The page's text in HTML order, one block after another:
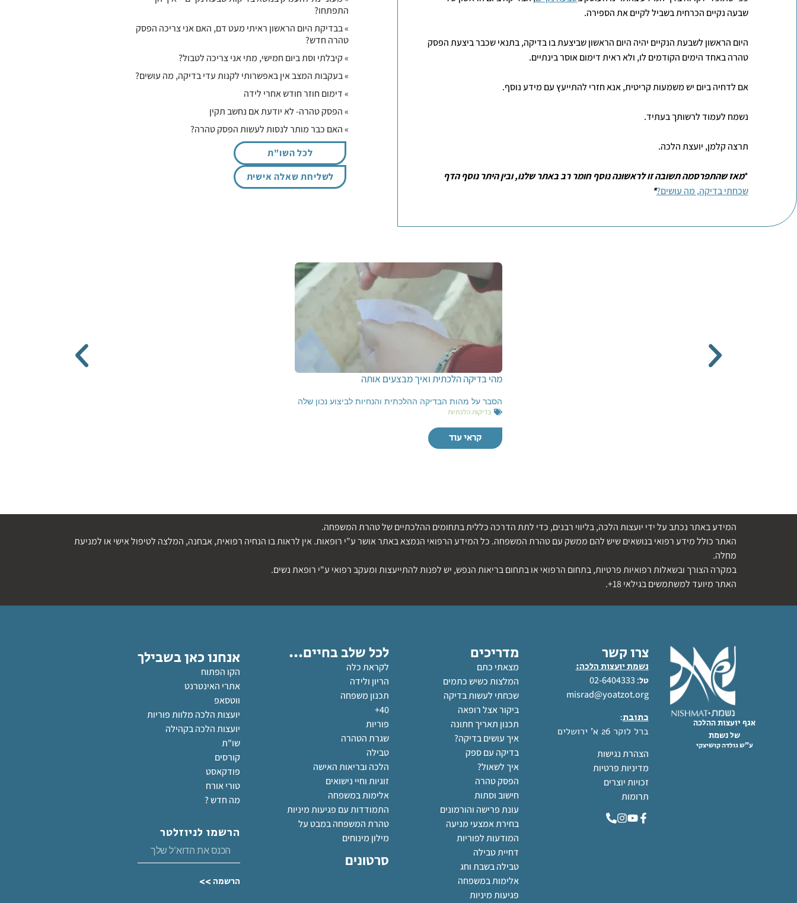
שבעה נקיים הכרחית בשביל לקיים את הספירה.
היום הראשון לשבעת הנקיים יהיה היום הראשון שביצעת בו בדיקה, בתנאי שכבר ביצעת הפסק
טהרה באחד הימים הקודמים לו, ולא ראית דימום אוסר בינתיים.
אם לדחיה ביום יש משמעות קריטית, אנא חזרי להתייעץ עם מידע נוסף.
נשמח לעמוד לרשותך בעתיד.
תרצה קלמן, יועצת הלכה.
*מאז שהתפרסמה תשובה זו לראשונה נוסף חומר רב באתר שלנו, ובין היתר נוסף הדף
שכחתי בדיקה, מה עושים?*
התפתחו?
» בבדיקת היום הראשון ראיתי מעט דם, האם אני צריכה הפסק
טהרה חדש?
» קיבלתי וסת ביום חמישי, מתי אני צריכה לטבול?
» בעקבות המצב אין באפשרותי לקנות עדי בדיקה, מה עושים?
» דימום חוזר חודש אחרי לידה
» הפסק טהרה- לא יודעת אם נחשב תקין
» האם כבר מותר לנסות לעשות הפסק טהרה?
לכל השו"ת
לשליחת שאלה אישית
מהי בדיקה הלכתית ואיך מבצעים אותה
הסבר על מהות הבדיקה ההלכתית והנחיות לביצוע נכון שלה
בדיקות הלכתיות
קראי עוד
המידע באתר נכתב על ידי יועצות הלכה, בליווי רבנים, כדי לתת הדרכה כללית בתחומים ההלכתיים של טהרת המשפחה.
האתר כולל מידע רפואי בנושאים שיש להם ממשק עם טהרת המשפחה. כל המידע הרפואי הנמצא באתר אושר ע"י רופאות. אין לראות בו הנחיה רפואית, אבחנה, המלצה לטיפול אישי או למניעת
מחלה.
במקרה הצורך ובשאלות רפואיות פרטיות, בתחום הרפואי או בתחום בריאות הנפש, יש לפנות להתייעצות ומעקב רפואי ע"י רופאת נשים.
האתר מיועד למשתמשים בגילאי 18+.
אגף יועצות ההלכה
של נשמת
ע"ש גולדה קושיצקי
צרו קשר
נשמת יועצות הלכה:
טל: 02-6404333
misrad@yoatzot.org
כתובת:
ברל לוקר 26 א' ירושלים
הצהרת נגישות
מדיניות פרטיות
זכויות יוצרים
תרומות
מדריכים
מצאתי כתם
המלצות כשיש כתמים
שכחתי לעשות בדיקה
ביקור אצל רופאה
תכנון תאריך חתונה
איך עושים בדיקה?
בדיקה עם ספק
איך לשאול?
הפסק טהרה
חישוב וסתות
עונת פרישה והורמונים
בחירת אמצעי מניעה
המודעות לפוריות
דחיית טבילה
טבילה בשבת וחג
אלימות במשפחה
פגיעות מיניות
לכל שלב בחיים...
לקראת כלה
הריון ולידה
תכנון משפחה
40+
פוריות
שגרת הטהרה
טבילה
הלכה ובריאות האישה
זוגיות וחיי נישואים
אלימות במשפחה
התמודדות עם פגיעות מיניות
טהרת המשפחה במבט על
מילון מינוחים
סרטונים
אנחנו כאן בשבילך
הקו הפתוח
אתרי האינטרנט
ווטסאפ
יועצות הלכה מלוות פוריות
יועצות הלכה בקהילה
שו"ת
קורסים
פודקאסט
טורי אורח
מה חדש ?
הרשמו לניוזלטר
הרשמה >>